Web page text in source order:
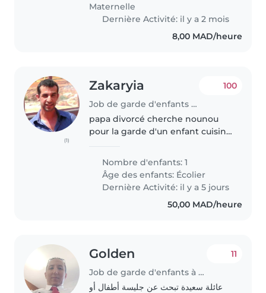
Maternelle
Dernière Activité: il y a 2 mois
8,00 MAD/heure
(1)
Zakaryia
Job de garde d'enfants à Marrakech
100
papa divorcé cherche nounou
pour la garde d'un enfant cuisine
être sérieuse et une personne
de confiance, honoraire
négociable une nounou
couchante..
Nombre d'enfants: 1
Âge des enfants: Écolier
Dernière Activité: il y a 5 jours
50,00 MAD/heure
Golden
Job de garde d'enfants à Fès
11
عائلة سعيدة تبحث عن جليسة أطفال أو